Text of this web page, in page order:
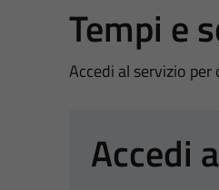
Tempi e
Accedi al servizio
Accedi